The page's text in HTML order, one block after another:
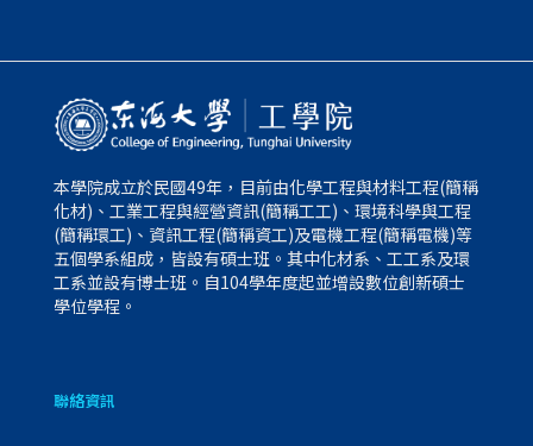
本學院成立於民國49年，目前由化學工程與材料工程(簡稱
化材)、工業工程與經營資訊(簡稱工工)、環境科學與工程
(簡稱環工)、資訊工程(簡稱資工)及電機工程(簡稱電機)等
五個學系組成，皆設有碩士班。其中化材系、工工系及環
工系並設有博士班。自104學年度起並增設數位創新碩士
學位學程。
聯絡資訊